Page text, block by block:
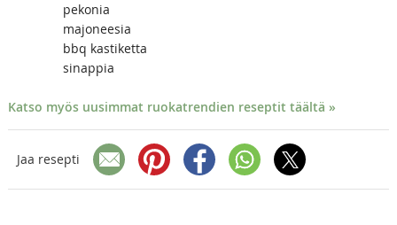
pekonia
majoneesia
bbq kastiketta
sinappia
Katso myös uusimmat ruokatrendien reseptit täältä »
Jaa resepti